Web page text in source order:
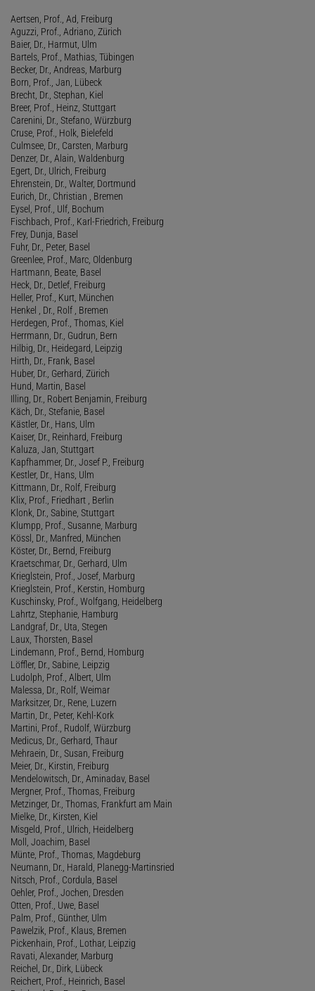
Aertsen, Prof., Ad, Freiburg
Aguzzi, Prof., Adriano, Zürich
Baier, Dr., Harmut, Ulm
Bartels, Prof., Mathias, Tübingen
Becker, Dr., Andreas, Marburg
Born, Prof., Jan, Lübeck
Brecht, Dr., Stephan, Kiel
Breer, Prof., Heinz, Stuttgart
Carenini, Dr., Stefano, Würzburg
Cruse, Prof., Holk, Bielefeld
Culmsee, Dr., Carsten, Marburg
Denzer, Dr., Alain, Waldenburg
Egert, Dr., Ulrich, Freiburg
Ehrenstein, Dr., Walter, Dortmund
Eurich, Dr., Christian , Bremen
Eysel, Prof., Ulf, Bochum
Fischbach, Prof., Karl-Friedrich, Freiburg
Frey, Dunja, Basel
Fuhr, Dr., Peter, Basel
Greenlee, Prof., Marc, Oldenburg
Hartmann, Beate, Basel
Heck, Dr., Detlef, Freiburg
Heller, Prof., Kurt, München
Henkel , Dr., Rolf , Bremen
Herdegen, Prof., Thomas, Kiel
Herrmann, Dr., Gudrun, Bern
Hilbig, Dr., Heidegard, Leipzig
Hirth, Dr., Frank, Basel
Huber, Dr., Gerhard, Zürich
Hund, Martin, Basel
Illing, Dr., Robert Benjamin, Freiburg
Käch, Dr., Stefanie, Basel
Kästler, Dr., Hans, Ulm
Kaiser, Dr., Reinhard, Freiburg
Kaluza, Jan, Stuttgart
Kapfhammer, Dr., Josef P., Freiburg
Kestler, Dr., Hans, Ulm
Kittmann, Dr., Rolf, Freiburg
Klix, Prof., Friedhart , Berlin
Klonk, Dr., Sabine, Stuttgart
Klumpp, Prof., Susanne, Marburg
Kössl, Dr., Manfred, München
Köster, Dr., Bernd, Freiburg
Kraetschmar, Dr., Gerhard, Ulm
Krieglstein, Prof., Josef, Marburg
Krieglstein, Prof., Kerstin, Homburg
Kuschinsky, Prof., Wolfgang, Heidelberg
Lahrtz, Stephanie, Hamburg
Landgraf, Dr., Uta, Stegen
Laux, Thorsten, Basel
Lindemann, Prof., Bernd, Homburg
Löffler, Dr., Sabine, Leipzig
Ludolph, Prof., Albert, Ulm
Malessa, Dr., Rolf, Weimar
Marksitzer, Dr., Rene, Luzern
Martin, Dr., Peter, Kehl-Kork
Martini, Prof., Rudolf, Würzburg
Medicus, Dr., Gerhard, Thaur
Mehraein, Dr., Susan, Freiburg
Meier, Dr., Kirstin, Freiburg
Mendelowitsch, Dr., Aminadav, Basel
Mergner, Prof., Thomas, Freiburg
Metzinger, Dr., Thomas, Frankfurt am Main
Mielke, Dr., Kirsten, Kiel
Misgeld, Prof., Ulrich, Heidelberg
Moll, Joachim, Basel
Münte, Prof., Thomas, Magdeburg
Neumann, Dr., Harald, Planegg-Martinsried
Nitsch, Prof., Cordula, Basel
Oehler, Prof., Jochen, Dresden
Otten, Prof., Uwe, Basel
Palm, Prof., Günther, Ulm
Pawelzik, Prof., Klaus, Bremen
Pickenhain, Prof., Lothar, Leipzig
Ravati, Alexander, Marburg
Reichel, Dr., Dirk, Lübeck
Reichert, Prof., Heinrich, Basel